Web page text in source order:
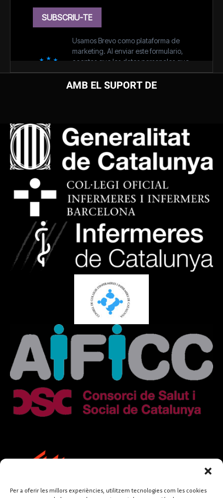
Per a oferir les millors experiències, utilitzem tecnologies com les cookies
AMB EL SUPORT DE